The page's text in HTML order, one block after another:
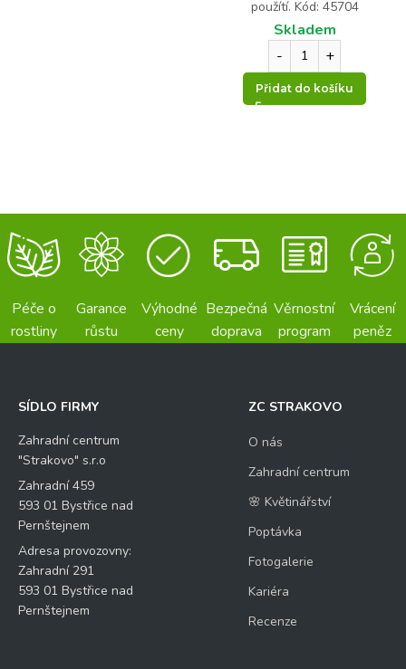
použítí. Kód: 45704
Skladem
Přidat do košíku
Péče o
rostliny
Garance
růstu
Výhodné
ceny
Bezpečná
doprava
Věrnostní
program
Vrácení
peněz
SÍDLO FIRMY
Zahradní centrum
"Strakovo" s.r.o
Zahradní 459
593 01 Bystřice nad
Pernštejnem
Adresa provozovny:
Zahradní 291
593 01 Bystřice nad
Pernštejnem
ZC STRAKOVO
O nás
Zahradní centrum
🌸 Květinářství
Poptávka
Fotogalerie
Kariéra
Recenze